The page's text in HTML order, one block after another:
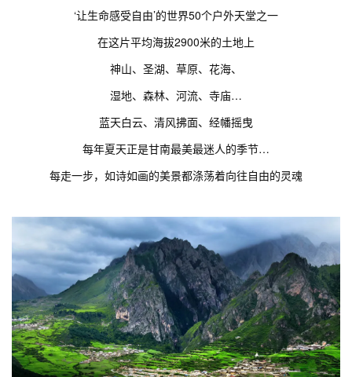
‘让生命感受自由’的世界50个户外天堂之一
在这片平均海拔2900米的土地上
神山、圣湖、草原、花海、
湿地、森林、河流、寺庙…
蓝天白云、清风拂面、经幡摇曳
每年夏天正是甘南最美最迷人的季节…
每走一步，如诗如画的美景都涤荡着向往自由的灵魂